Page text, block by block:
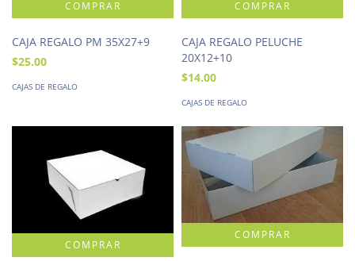
CAJA REGALO PM 35X27+9
$25.00
CAJAS DE REGALO
CAJA REGALO PELUCHE
20X12+10
$14.00
CAJAS DE REGALO